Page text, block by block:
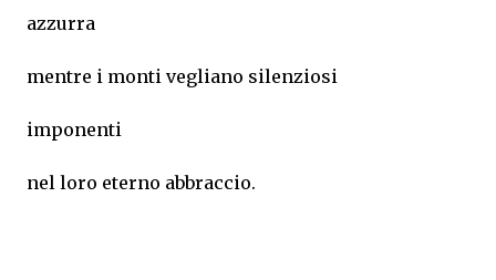
azzurra
mentre i monti vegliano silenziosi
imponenti
nel loro eterno abbraccio.